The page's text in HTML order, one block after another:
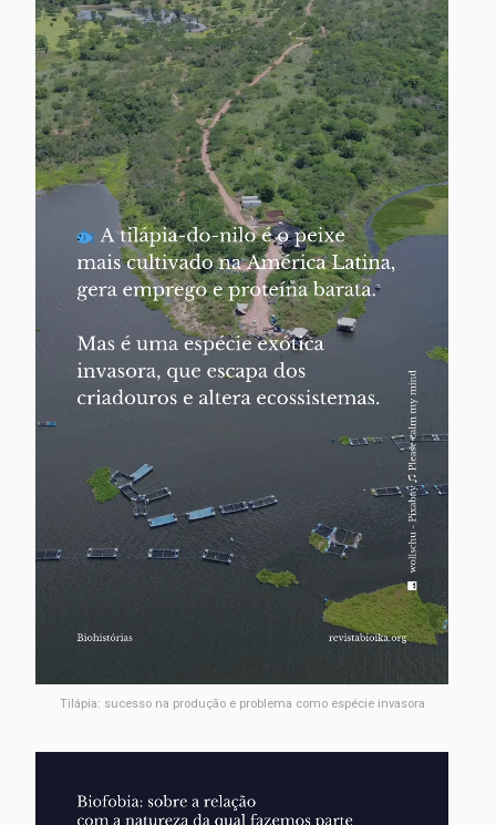
Tilápia: sucesso na produção e problema como espécie invasora